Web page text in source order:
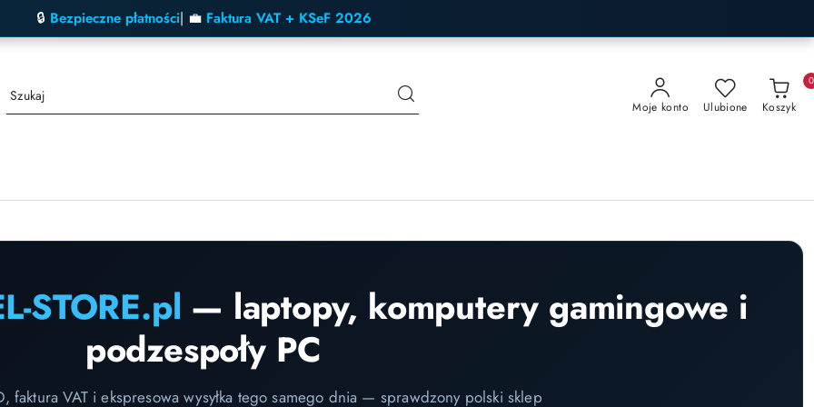
🔒 Bezpieczne płatności| 💼 Faktura VAT + KSeF 2026
Moje konto Ulubione Koszyk
0
STORE.pl — laptopy, komputery gamingowe i
podzespoły PC
faktura VAT i ekspresowa wysyłka tego samego dnia — sprawdzony polski sklep